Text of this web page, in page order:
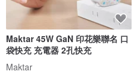
Maktar 45W GaN 印花樂聯名 口
袋快充 充電器 2孔快充
Maktar